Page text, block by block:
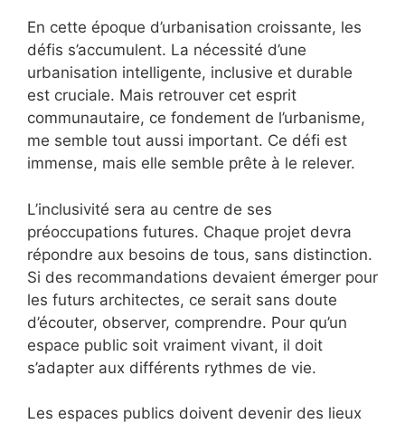
En cette époque d’urbanisation croissante, les
défis s’accumulent. La nécessité d’une
urbanisation intelligente, inclusive et durable
est cruciale. Mais retrouver cet esprit
communautaire, ce fondement de l’urbanisme,
me semble tout aussi important. Ce défi est
immense, mais elle semble prête à le relever.
L’inclusivité sera au centre de ses
préoccupations futures. Chaque projet devra
répondre aux besoins de tous, sans distinction.
Si des recommandations devaient émerger pour
les futurs architectes, ce serait sans doute
d’écouter, observer, comprendre. Pour qu’un
espace public soit vraiment vivant, il doit
s’adapter aux différents rythmes de vie.
Les espaces publics doivent devenir des lieux